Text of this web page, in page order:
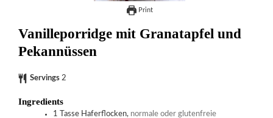
Print
Vanilleporridge mit Granatapfel und
Pekannüssen
Servings 2
Ingredients
1 Tasse Haferflocken, normale oder glutenfreie